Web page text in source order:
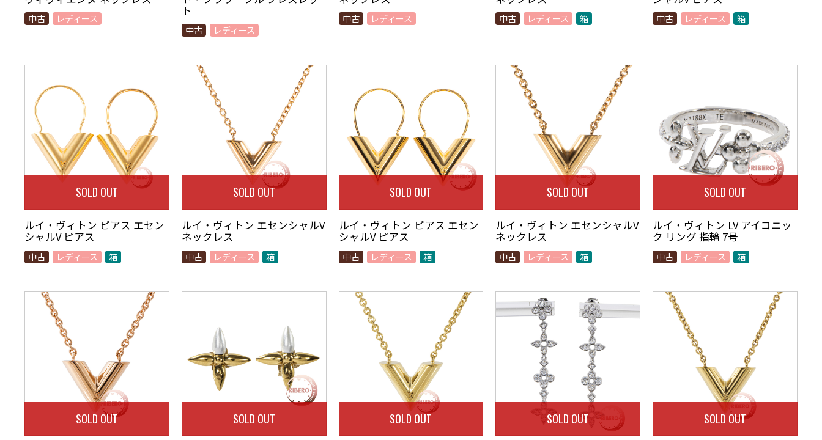
中古 レディース
ト
中古 レディース
中古 レディース 中古 レディース 箱 中古 レディース 箱
SOLD OUT
ルイ・ヴィトン ピアス エセン
シャルV ピアス
中古 レディース 箱
SOLD OUT
ルイ・ヴィトン エセンシャルV
ネックレス
中古 レディース 箱
SOLD OUT
ルイ・ヴィトン ピアス エセン
シャルV ピアス
中古 レディース 箱
SOLD OUT
ルイ・ヴィトン エセンシャルV
ネックレス
中古 レディース 箱
SOLD OUT
ルイ・ヴィトン LV アイコニッ
ク リング 指輪 7号
中古 レディース 箱
SOLD OUT SOLD OUT SOLD OUT SOLD OUT SOLD OUT